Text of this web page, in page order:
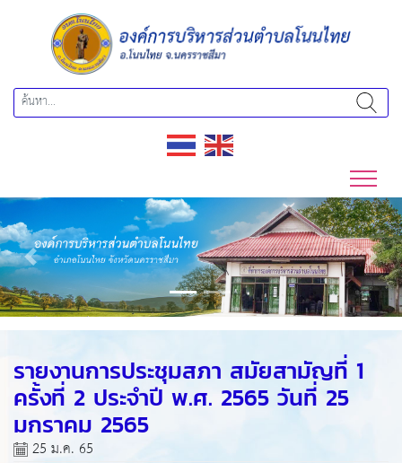
Previous Next
รายงานการประชุมสภา สมัยสามัญที่ 1
ครั้งที่ 2 ประจำปี พ.ศ. 2565 วันที่ 25
มกราคม 2565
25 ม.ค. 65